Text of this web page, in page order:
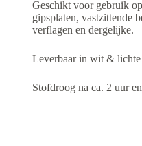
Geschikt voor gebruik
gipsplaten, vastzittende
verflagen en dergelijke.
Leverbaar in wit & lichte
Stofdroog na ca. 2 uur